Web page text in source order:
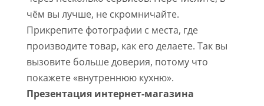
чём вы лучше, не скромничайте.
Прикрепите фотографии с места, где
производите товар, как его делаете. Так вы
вызовите больше доверия, потому что
покажете «внутреннюю кухню».
Презентация интернет-магазина